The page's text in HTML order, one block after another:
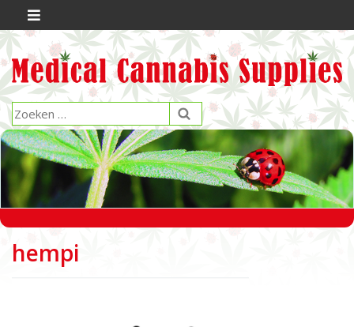
hempi